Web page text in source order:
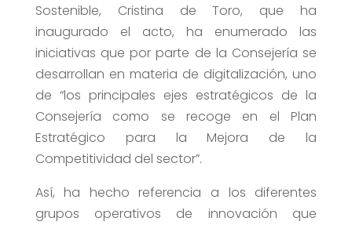
Sostenible, Cristina de Toro, que ha
inaugurado el acto, ha enumerado las
iniciativas que por parte de la Consejería se
desarrollan en materia de digitalización, uno
de “los principales ejes estratégicos de la
Consejería como se recoge en el Plan
Estratégico para la Mejora de la
Competitividad del sector”.
Así, ha hecho referencia a los diferentes
grupos operativos de innovación que